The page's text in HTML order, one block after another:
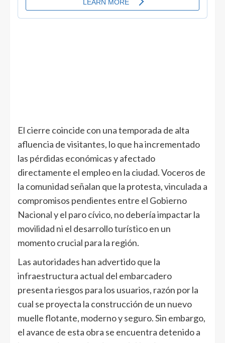
El cierre coincide con una temporada de alta
afluencia de visitantes, lo que ha incrementado
las pérdidas económicas y afectado
directamente el empleo en la ciudad. Voceros de
la comunidad señalan que la protesta, vinculada a
compromisos pendientes entre el Gobierno
Nacional y el paro cívico, no debería impactar la
movilidad ni el desarrollo turístico en un
momento crucial para la región.
Las autoridades han advertido que la
infraestructura actual del embarcadero
presenta riesgos para los usuarios, razón por la
cual se proyecta la construcción de un nuevo
muelle flotante, moderno y seguro. Sin embargo,
el avance de esta obra se encuentra detenido a